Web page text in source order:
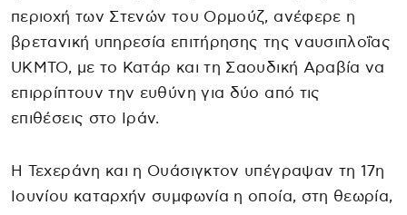
περιοχή των Στενών του Ορμούζ, ανέφερε η
βρετανική υπηρεσία επιτήρησης της ναυσιπλοΐας
UKMTO, με το Κατάρ και τη Σαουδική Αραβία να
επιρρίπτουν την ευθύνη για δύο από τις
επιθέσεις στο Ιράν.
Η Τεχεράνη και η Ουάσιγκτον υπέγραψαν τη 17η
Ιουνίου καταρχήν συμφωνία η οποία, στη θεωρία,